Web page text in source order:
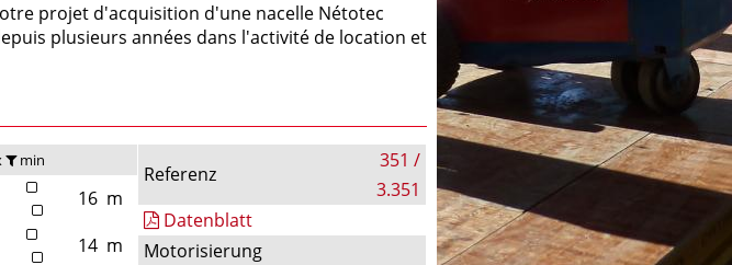
projet d'acquisition d'une nacelle Nétotec
plusieurs années dans l'activité de location et
min
16 m
14 m
Referenz
351 /
3.351
Datenblatt
Motorisierung